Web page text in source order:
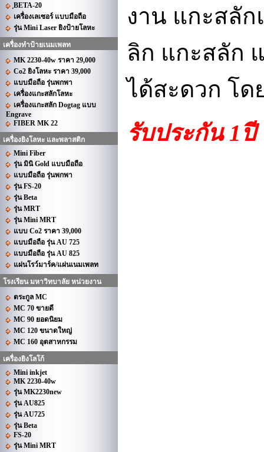
ฺBETA-20
เครื่องเลเซอร์ แบบมือถือ
รุ่น Mini Laser ยิงป้ายโลหะ
เครื่องทำป้ายเนมเพลท
MK 2230-40w ราคา 29,000
Co2 ยิงโลหะ ราคา 39,000
แบบมือถือ รุ่นพกพา
เครื่องแกะสลักโลหะ
เครื่องแกะสลัก Dogtag แบบ
Engrave
FIBER MK 22
เครื่องยิงโลหะ และพลาสติก
Mini Fiber
รุ่น มินิ Gold แบบมือถือ
แบบมือถือ รุ่นพกพา
รุ่น FS-20
รุ่น Beta
รุ่น MRT
รุ่น Mini MRT
แบบ Co2 ราคา 39,000
แบบมือถือ รุ่น AU 725
แบบมือถือ รุ่น AU 825
แผ่นโรว์มาร์ค/แผ่นเนมเพลท
โรงเรียน มหาวิทบาลัย หน่วยงาน
ตระกูล MC
MC 70 ขายดี
MC 90 ยอดนิยม
MC 120 ขนาดใหญ่
MC 160 อุตสาหกรรม
เครื่องยิงโลโก้
Mini inkjet
MK 2230-40w
รุ่น MK2230new
รุ่น AU825
รุ่น AU725
รุ่น Beta
FS-20
รุ่น Mini MRT
งาน แกะสลัก
ลิก แกะสลัก
ได้สะดวก โด
รับประกัน 1